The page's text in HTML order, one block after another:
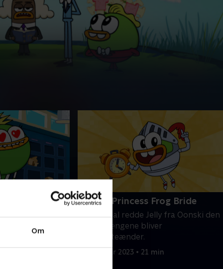
Om
16. The Princess Frog Bride
Duoen skal redde Jelly fra Oonski den
Store; drengene bliver
superhelteænder.
21. februar 2023 • 21 min